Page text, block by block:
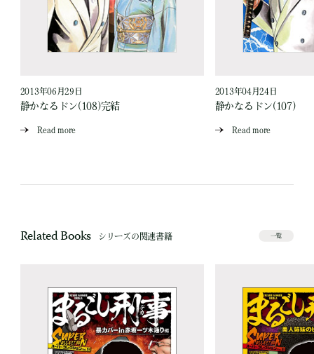
2013年06月29日
静かなるドン(108)完結
Read more
2013年04月24日
静かなるドン(107)
Read more
Related Books シリーズの関連書籍 一覧